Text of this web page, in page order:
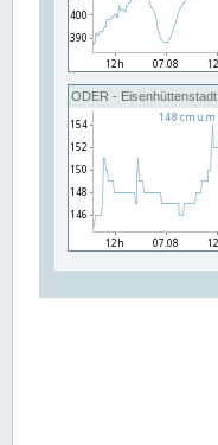
ODER - Eisenhüttenstadt